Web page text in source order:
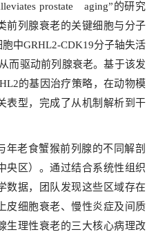
prostate aging”的研究
前列腺衰老的关键细胞与分子
中GRHL2-CDK19分子轴失活
而驱动前列腺衰老。基于该发
的基因治疗策略，在动物模
表型，完成了从机制解析到干
年老食蟹猴前列腺的不同解剖
央区）。通过结合系统性组织
数据，团队发现这些区域存在
皮细胞衰老、慢性炎症及间质
生理性衰老的三大核心病理改